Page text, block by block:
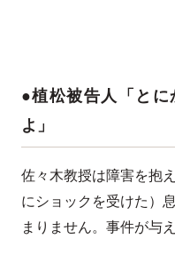
●植松被告人「と
よ」
佐々木教授は障害を抱
にショックを受けた）
まりません。事件が与